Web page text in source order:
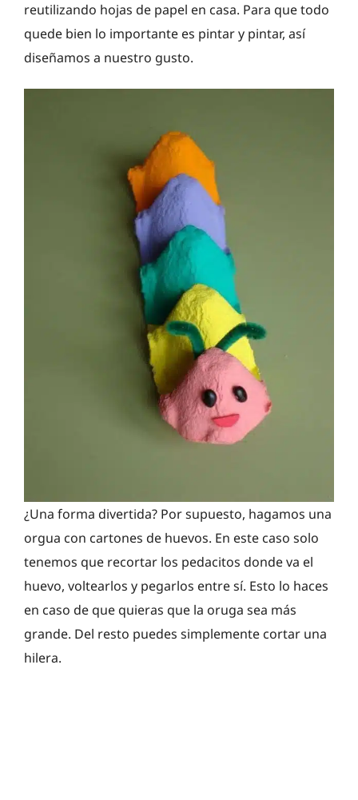
reutilizando hojas de papel en casa. Para que todo
quede bien lo importante es pintar y pintar, así
diseñamos a nuestro gusto.
¿Una forma divertida? Por supuesto, hagamos una
orgua con cartones de huevos. En este caso solo
tenemos que recortar los pedacitos donde va el
huevo, voltearlos y pegarlos entre sí. Esto lo haces
en caso de que quieras que la oruga sea más
grande. Del resto puedes simplemente cortar una
hilera.